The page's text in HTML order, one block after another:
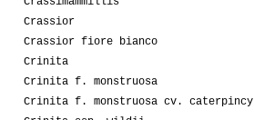
Crassior
Crassior fiore bianco
Crinita
Crinita f. monstruosa
Crinita f. monstruosa cv. caterpincy